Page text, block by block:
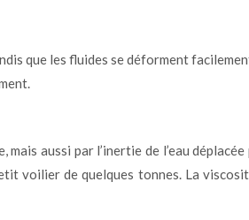
que les fluides se déforment
aussi par l’inertie de l’eau
voilier de quelques tonnes. La